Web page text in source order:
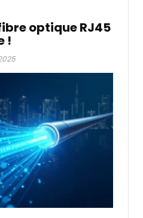
optique RJ45
!